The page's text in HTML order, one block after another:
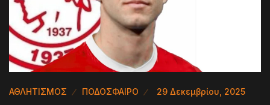
ΑΘΛΗΤΙΣΜΟΣ ΠΟΔΟΣΦΑΙΡΟ 29 Δεκεμβρίου, 2025